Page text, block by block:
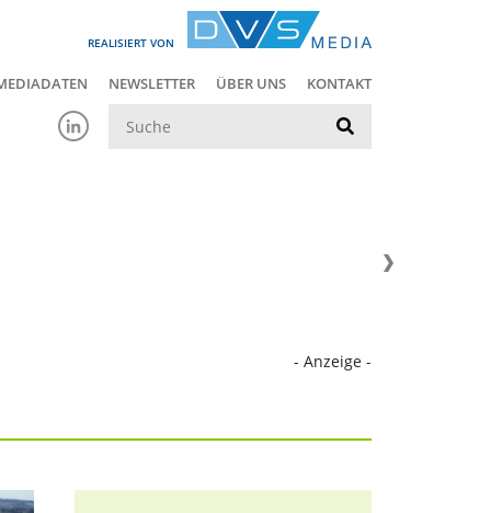
REALISIERT VON
NEWSLETTER ÜBER UNS KONTAKT
- Anzeige -